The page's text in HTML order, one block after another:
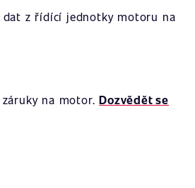
dat z řídící jednotky motoru na
na motor.Dozvědět se